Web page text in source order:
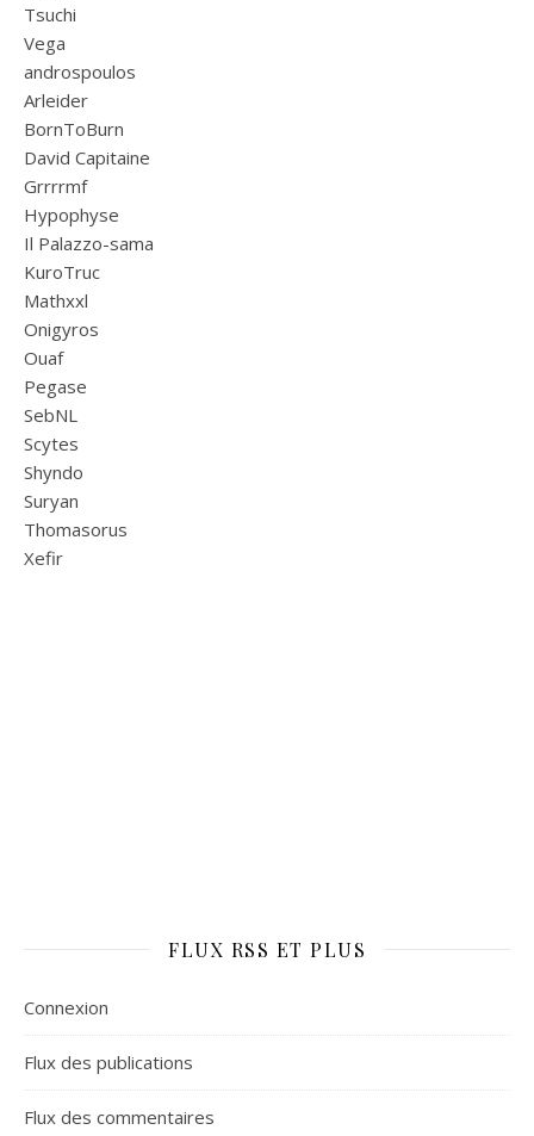
Tsuchi
Vega
androspoulos
Arleider
BornToBurn
David Capitaine
Grrrrmf
Hypophyse
Il Palazzo-sama
KuroTruc
Mathxxl
Onigyros
Ouaf
Pegase
SebNL
Scytes
Shyndo
Suryan
Thomasorus
Xefir
FLUX RSS ET PLUS
Connexion
Flux des publications
Flux des commentaires